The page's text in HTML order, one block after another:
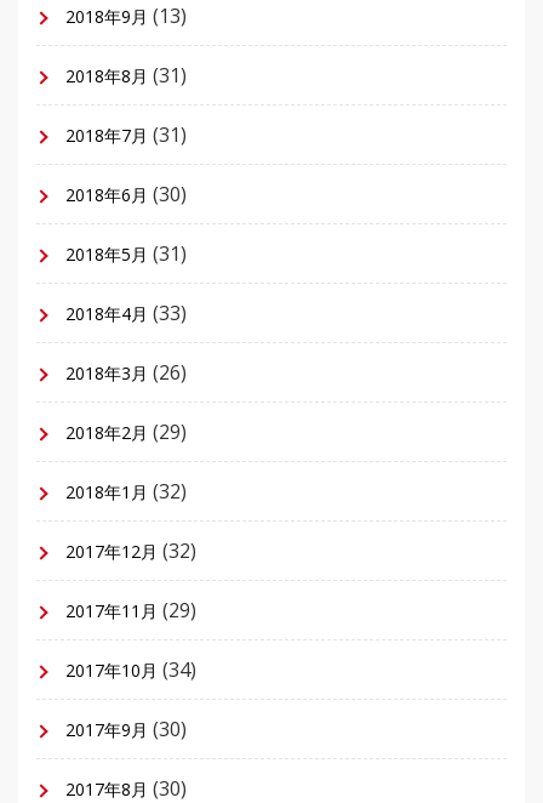
2018年9月 (13)
2018年8月 (31)
2018年7月 (31)
2018年6月 (30)
2018年5月 (31)
2018年4月 (33)
2018年3月 (26)
2018年2月 (29)
2018年1月 (32)
2017年12月 (32)
2017年11月 (29)
2017年10月 (34)
2017年9月 (30)
2017年8月 (30)